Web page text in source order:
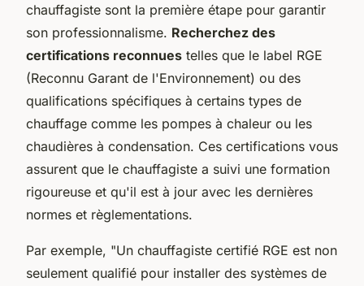
chauffagiste sont la première étape pour garantir
son professionnalisme. Recherchez des
certifications reconnues telles que le label RGE
(Reconnu Garant de l'Environnement) ou des
qualifications spécifiques à certains types de
chauffage comme les pompes à chaleur ou les
chaudières à condensation. Ces certifications vous
assurent que le chauffagiste a suivi une formation
rigoureuse et qu'il est à jour avec les dernières
normes et règlementations.
Par exemple, "Un chauffagiste certifié RGE est non
seulement qualifié pour installer des systèmes de